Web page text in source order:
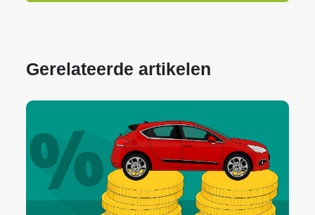
Gerelateerde artikelen